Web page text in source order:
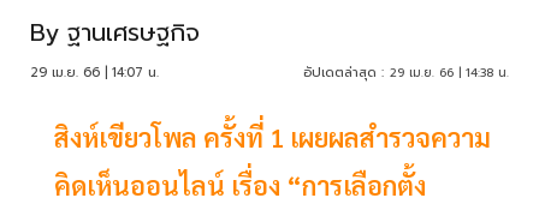
By ฐานเศรษฐกิจ
29 เม.ย. 66 | 14:07 น. อัปเดตล่าสุด : 29 เม.ย. 66 | 14:38 น.
สิงห์เขียวโพล ครั้งที่ 1 เผยผลสำรวจความ
คิดเห็นออนไลน์ เรื่อง “การเลือกตั้ง